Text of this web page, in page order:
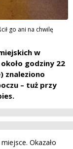
go ani na chwilę
w
godziny 22
znaleziono
– tuż przy
Okazało